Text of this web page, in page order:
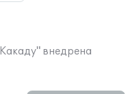
внедрена